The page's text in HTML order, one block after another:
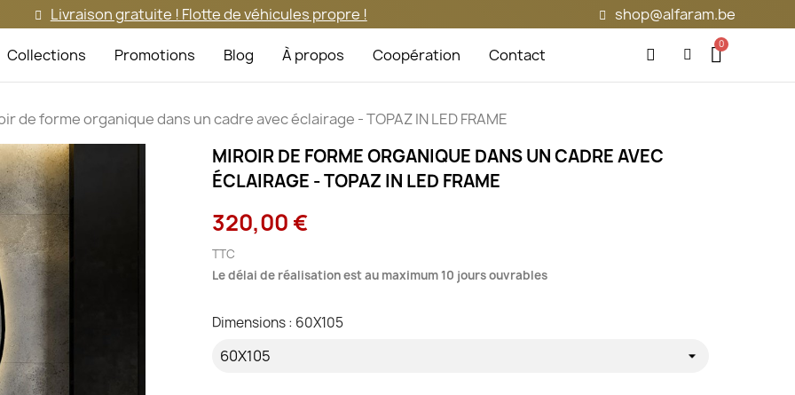
Livraison gratuite ! Flotte de véhicules propre ! shop@alfaram.be
Collections Promotions Blog À propos Coopération Contact
de forme organique dans un cadre avec éclairage - TOPAZ IN LED FRAME
MIROIR DE FORME ORGANIQUE DANS UN CADRE AVEC
ÉCLAIRAGE - TOPAZ IN LED FRAME
320,00 €
TTC
Le délai de réalisation est au maximum 10 jours ouvrables
Dimensions : 60X105